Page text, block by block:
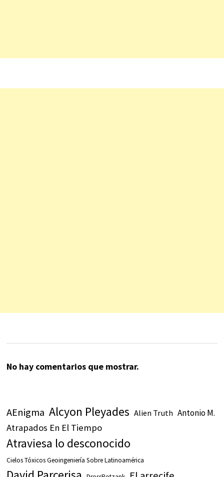
No hay comentarios que mostrar.
AEnigma Alcyon Pleyades Alien Truth Antonio M.
Atrapados En El Tiempo
Atraviesa lo desconocido
Cielos Tóxicos Geoingeniería Sobre Latinoamérica